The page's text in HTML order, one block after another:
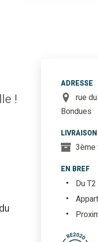
!
ADRESSE
rue
Bondues
LIVRAISON
3ème
EN BREF
Du